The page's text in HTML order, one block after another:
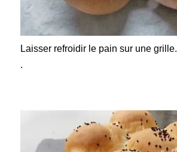
Laisser refroidir le pain sur une grille.
.